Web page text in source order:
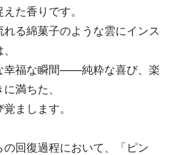
た香りです。
る綿菓子のような雲にインス
幸福な瞬間——純粋な喜び、楽
満ちた、
まします。
回復過程において、「ピン